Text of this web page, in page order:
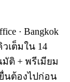
· Bangkok
เต็มใน 14
ติ + พรีเมียม
นต้องไปก่อน